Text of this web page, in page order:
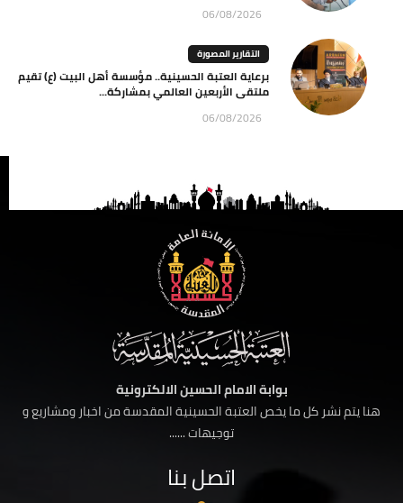
06/08/2026
التقارير المصورة
برعاية العتبة الحسينية.. مؤسسة أهل البيت (ع) تقيم
ملتقى الأربعين العالمي بمشاركة...
06/08/2026
بوابة الامام الحسين الالكترونية
هنا يتم نشر كل ما يخص العتبة الحسينية المقدسة من اخبار ومشاريع و
توجيهات ......
اتصل بنا